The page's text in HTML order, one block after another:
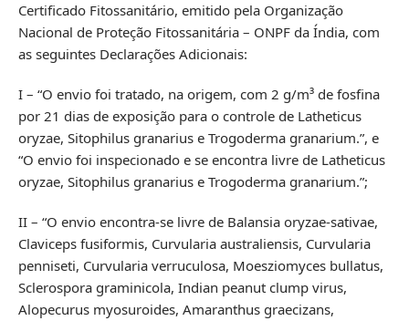
Certificado Fitossanitário, emitido pela Organização
Nacional de Proteção Fitossanitária – ONPF da Índia, com
as seguintes Declarações Adicionais:
I – “O envio foi tratado, na origem, com 2 g/m³ de fosfina
por 21 dias de exposição para o controle de Latheticus
oryzae, Sitophilus granarius e Trogoderma granarium.”, e
“O envio foi inspecionado e se encontra livre de Latheticus
oryzae, Sitophilus granarius e Trogoderma granarium.”;
II – “O envio encontra-se livre de Balansia oryzae-sativae,
Claviceps fusiformis, Curvularia australiensis, Curvularia
penniseti, Curvularia verruculosa, Moesziomyces bullatus,
Sclerospora graminicola, Indian peanut clump virus,
Alopecurus myosuroides, Amaranthus graecizans,